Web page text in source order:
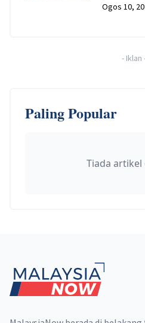
Ogos 10,
- Iklan
Paling Popular
Tiada